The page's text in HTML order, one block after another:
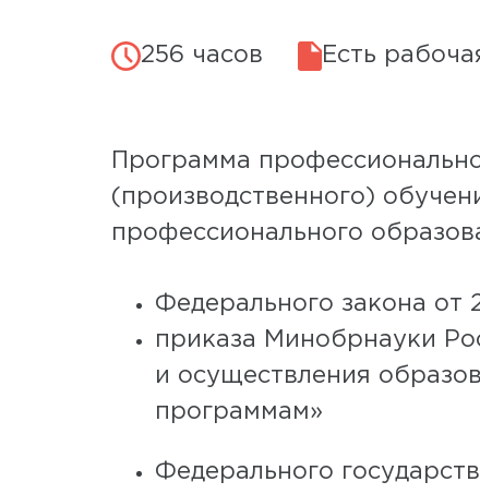
256 часов Есть
Программа
(производственного)
профессионального
Федерального закона от
приказа Минобрнауки
и осуществления
программам»
Федерального